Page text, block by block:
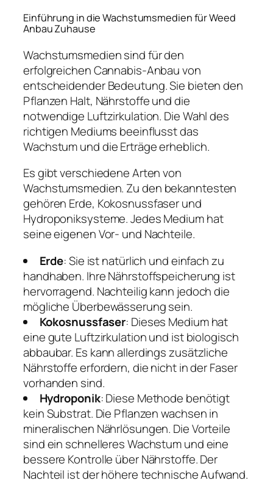
Einführung in die Wachstumsmedien für Weed
Anbau Zuhause
Wachstumsmedien sind für den
erfolgreichen Cannabis-Anbau von
entscheidender Bedeutung. Sie bieten den
Pflanzen Halt, Nährstoffe und die
notwendige Luftzirkulation. Die Wahl des
richtigen Mediums beeinflusst das
Wachstum und die Erträge erheblich.
Es gibt verschiedene Arten von
Wachstumsmedien. Zu den bekanntesten
gehören Erde, Kokosnussfaser und
Hydroponiksysteme. Jedes Medium hat
seine eigenen Vor- und Nachteile.
Erde: Sie ist natürlich und einfach zu
handhaben. Ihre Nährstoffspeicherung ist
hervorragend. Nachteilig kann jedoch die
mögliche Überbewässerung sein.
Kokosnussfaser: Dieses Medium hat
eine gute Luftzirkulation und ist biologisch
abbaubar. Es kann allerdings zusätzliche
Nährstoffe erfordern, die nicht in der Faser
vorhanden sind.
Hydroponik: Diese Methode benötigt
kein Substrat. Die Pflanzen wachsen in
mineralischen Nährlösungen. Die Vorteile
sind ein schnelleres Wachstum und eine
bessere Kontrolle über Nährstoffe. Der
Nachteil ist der höhere technische Aufwand.